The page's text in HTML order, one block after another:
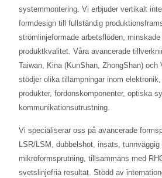
systemmontering. Vi erbjuder vertikalt
formdesign till fullständig
strömlinjeformade arbetsflöden,
produktkvalitet. Våra avancerade
Taiwan, Kina (KunShan, ZhongShan) och
stödjer olika tillämpningar inom
produkter, fordonskomponenter, optiska
kommunikationsutrustning.
Vi specialiserar oss på avancerade
LSR/LSM, dubbelshot, insats, tunnväggig
mikroformsprutning, tillsammans med
svetslinjefria resultat. Stödd av